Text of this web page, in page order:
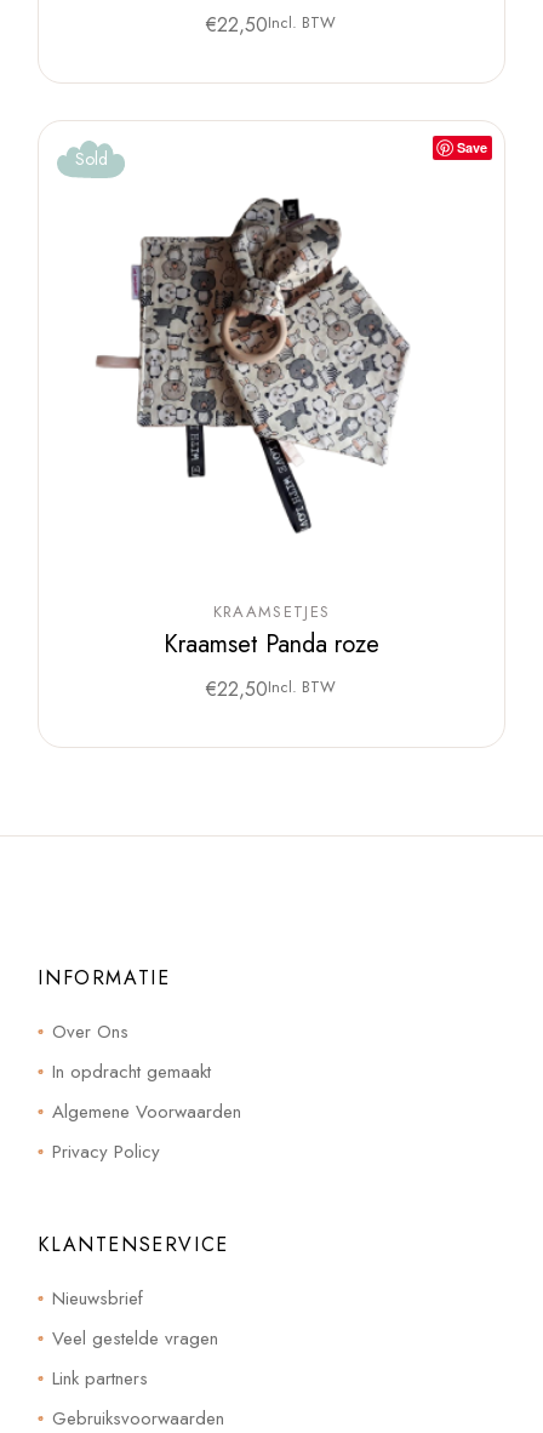
€22,50Incl. BTW
Save
Sold
KRAAMSETJES
Kraamset Panda roze
€22,50Incl. BTW
INFORMATIE
Over Ons
In opdracht gemaakt
Algemene Voorwaarden
Privacy Policy
KLANTENSERVICE
Nieuwsbrief
Veel gestelde vragen
Link partners
Gebruiksvoorwaarden